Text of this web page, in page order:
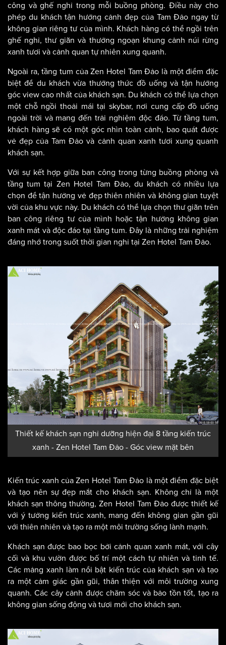
công và ghế nghỉ trong mỗi buồng phòng. Điều này cho
phép du khách tận hưởng cảnh đẹp của Tam Đảo ngay từ
không gian riêng tư của mình. Khách hàng có thể ngồi trên
ghế nghỉ, thư giãn và thưởng ngoạn khung cảnh núi rừng
xanh tươi và cảnh quan tự nhiên xung quanh.
Ngoài ra, tầng tum của Zen Hotel Tam Đảo là một điểm đặc
biệt để du khách vừa thưởng thức đồ uống và tận hưởng
góc view cao nhất của khách sạn. Du khách có thể lựa chọn
một chỗ ngồi thoải mái tại skybar, nơi cung cấp đồ uống
ngoài trời và mang đến trải nghiệm độc đáo. Từ tầng tum,
khách hàng sẽ có một góc nhìn toàn cảnh, bao quát được
vẻ đẹp của Tam Đảo và cảnh quan xanh tươi xung quanh
khách sạn.
Với sự kết hợp giữa ban công trong từng buồng phòng và
tầng tum tại Zen Hotel Tam Đảo, du khách có nhiều lựa
chọn để tận hưởng vẻ đẹp thiên nhiên và không gian tuyệt
vời của khu vực này. Du khách có thể lựa chọn thư giãn trên
ban công riêng tư của mình hoặc tận hưởng không gian
xanh mát và độc đáo tại tầng tum. Đây là những trải nghiệm
đáng nhớ trong suốt thời gian nghỉ tại Zen Hotel Tam Đảo.
Thiết kế khách sạn nghỉ dưỡng hiện đại 8 tầng kiến trúc
xanh - Zen Hotel Tam Đảo - Góc view mặt bên
Kiến trúc xanh của Zen Hotel Tam Đảo là một điểm đặc biệt
và tạo nên sự đẹp mắt cho khách sạn. Không chỉ là một
khách sạn thông thường, Zen Hotel Tam Đảo được thiết kế
với ý tưởng kiến trúc xanh, mang đến không gian gần gũi
với thiên nhiên và tạo ra một môi trường sống lành mạnh.
Khách sạn được bao bọc bởi cảnh quan xanh mát, với cây
cối và khu vườn được bố trí một cách tự nhiên và tinh tế.
Các mảng xanh làm nổi bật kiến trúc của khách sạn và tạo
ra một cảm giác gần gũi, thân thiện với môi trường xung
quanh. Các cây cảnh được chăm sóc và bảo tồn tốt, tạo ra
không gian sống động và tươi mới cho khách sạn.